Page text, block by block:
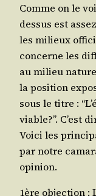
Comme on le
des­sus est
les milieux
concerne les
au milieu
la posi­tion
sous le titre :
viable?”. C’est
Voi­ci les
par notre
opinion.
1ère objec­tion :